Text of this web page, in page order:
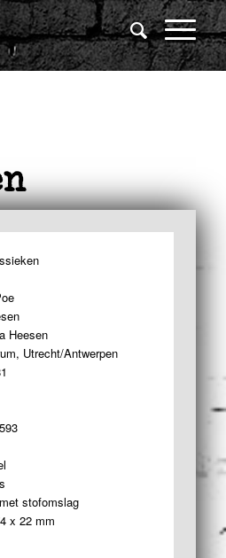
Heesen
Utrecht/Antwerpen
stofomslag
x 22 mm